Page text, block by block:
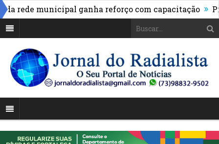
municipal ganha reforço com capacitação » Pix